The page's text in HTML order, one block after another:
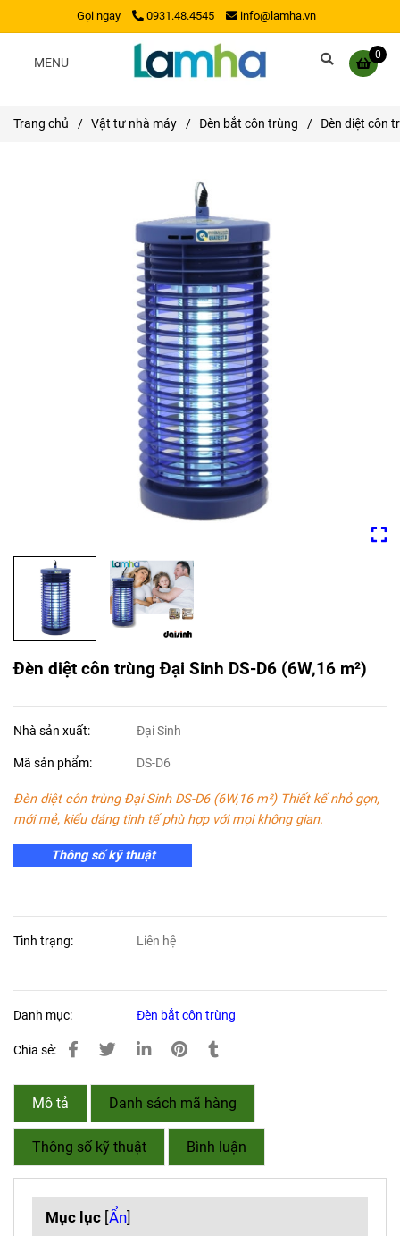
Gọi ngay 0931.48.4545 info@lamha.vn
0
MENU
Trang chủ / Vật tư nhà máy / Đèn bắt côn trùng / Đèn diệt côn
Đèn diệt côn trùng Đại Sinh DS-D6 (6W,16 m²)
Nhà sản xuất: Đại Sinh
Mã sản phẩm: DS-D6
Đèn diệt côn trùng Đại Sinh DS-D6 (6W,16 m²) Thiết kế nhỏ gọn,
mới mẻ, kiểu dáng tinh tế phù hợp với mọi không gian.
Thông số kỹ thuật
Tình trạng: Liên hệ
Danh mục: Đèn bắt côn trùng
Chia sẻ:
Mô tả Danh sách mã hàng
Thông số kỹ thuật Bình luận
Mục lục [Ẩn]